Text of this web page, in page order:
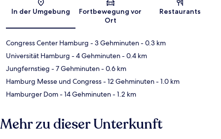
Karte
In der Umgebung
Fortbewegung vor
Ort
Restaurants
Congress Center Hamburg - 3 Gehminuten- 0.3 km
Universität Hamburg - 4 Gehminuten- 0.4 km
Jungfernstieg - 7 Gehminuten- 0.6 km
Hamburg Messe und Congress- 12 Gehminuten- 1.0 km
Hamburger Dom- 14 Gehminuten- 1.2 km
Mehr zu dieser Unterkunft